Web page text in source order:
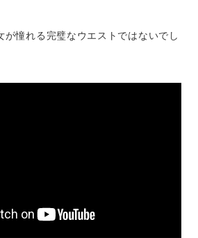
が憧れる完璧なウエストではないでし